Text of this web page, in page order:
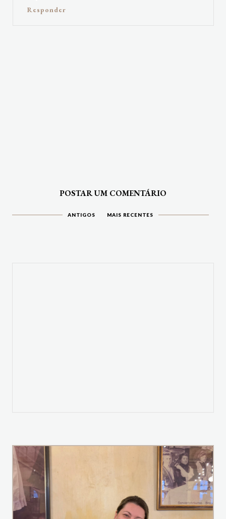
Responder
POSTAR UM COMENTÁRIO
ANTIGOS MAIS RECENTES